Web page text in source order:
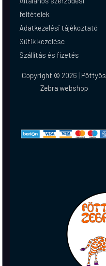
feltételek
Adatkezelési tájékoztató
Sütik kezelése
Szállítás és fizetés
Copyright © 2026 | Pöttyös
Zebra webshop